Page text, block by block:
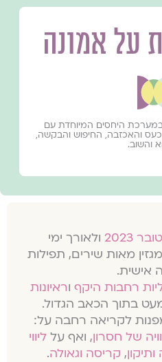
על אמונה
במערכת היחסים המיוחדת עם
והאכזבה, החיפוש והבקשה,
והשוב.
ולאורך ימי
מאות שירים, תפילות
אישית.
רחבות היקףוראיונות
בתוך הכאב הגדול.
לקריאה רחבה על:
של חסרון, ואף על ליווי
, קריסה וגאולה.